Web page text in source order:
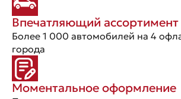
Впечатляющий ассортимент
Более 1 000 автомобилей на 4
города
Моментальное оформление